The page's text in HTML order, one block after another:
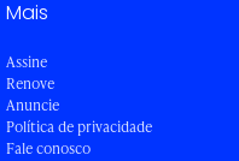
Mais
Assine
Renove
Anuncie
Política de privacidade
Fale conosco